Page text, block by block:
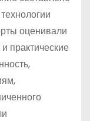
оценивали
практические